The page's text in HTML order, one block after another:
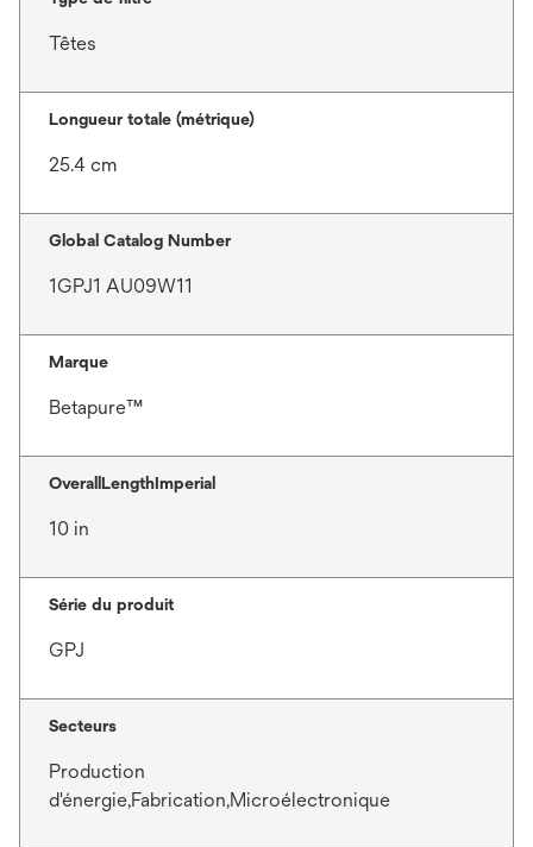
Têtes
Longueur totale (métrique)
25.4 cm
Global Catalog Number
1GPJ1 AU09W11
Marque
Betapure™
OverallLengthImperial
10 in
Série du produit
GPJ
Secteurs
Production
d'énergie,Fabrication,Microélectronique